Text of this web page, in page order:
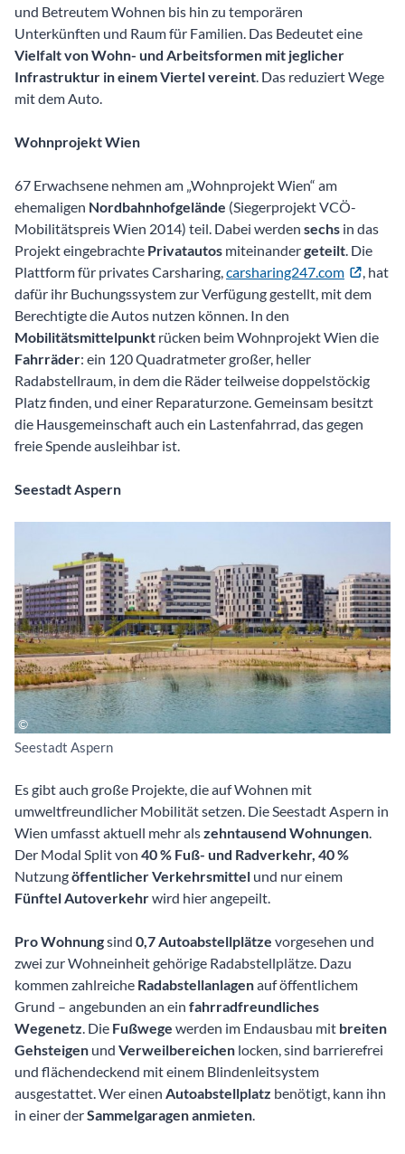
und Betreutem Wohnen bis hin zu temporären
Unterkünften und Raum für Familien. Das Bedeutet eine
Vielfalt von Wohn- und Arbeitsformen mit jeglicher
Infrastruktur in einem Viertel vereint. Das reduziert Wege
mit dem Auto.
Wohnprojekt Wien
67 Erwachsene nehmen am „Wohnprojekt Wien“ am
ehemaligen Nordbahnhofgelände (Siegerprojekt VCÖ-
Mobilitätspreis Wien 2014) teil. Dabei werden sechs in das
Projekt eingebrachte Privatautos miteinandergeteilt. Die
Plattform für privates Carsharing,carsharing247.com
, hat
dafür ihr Buchungssystem zur Verfügung gestellt, mit dem
Berechtigte die Autos nutzen können. In den
Mobilitätsmittelpunkt rücken beim Wohnprojekt Wien die
Fahrräder: ein 120 Quadratmeter großer, heller
Radabstellraum, in dem die Räder teilweise doppelstöckig
Platz finden, und einer Reparaturzone. Gemeinsam besitzt
die Hausgemeinschaft auch ein Lastenfahrrad, das gegen
freie Spende ausleihbar ist.
Seestadt Aspern
Seestadt Aspern
Es gibt auch große Projekte, die auf Wohnen mit
umweltfreundlicher Mobilität setzen. Die Seestadt Aspern in
Wien umfasst aktuell mehr alszehntausend Wohnungen.
Der Modal Split von 40 % Fuß- und Radverkehr, 40 %
Nutzungöffentlicher Verkehrsmittel und nur einem
Fünftel Autoverkehrwird hier angepeilt.
Pro Wohnungsind 0,7 Autoabstellplätze vorgesehen und
zwei zur Wohneinheit gehörige Radabstellplätze. Dazu
kommen zahlreiche Radabstellanlagenauf öffentlichem
Grund – angebunden an ein fahrradfreundliches
Wegenetz. Die Fußwege werden im Endausbau mit breiten
Gehsteigen und Verweilbereichen locken, sind barrierefrei
und flächendeckend mit einem Blindenleitsystem
ausgestattet. Wer einen Autoabstellplatz benötigt, kann ihn
in einer derSammelgaragen anmieten.